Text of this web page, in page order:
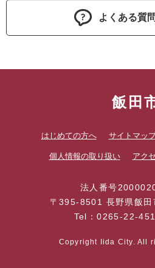
よくある質
飯田
はじめての方へ サイトマッ
個人情報の取り扱い アク
法人番号
〒395-8501 長野県飯
Tel：0265-22-
Copyright Iida City. All